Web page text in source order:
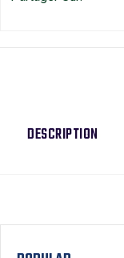
DESCRIPTION